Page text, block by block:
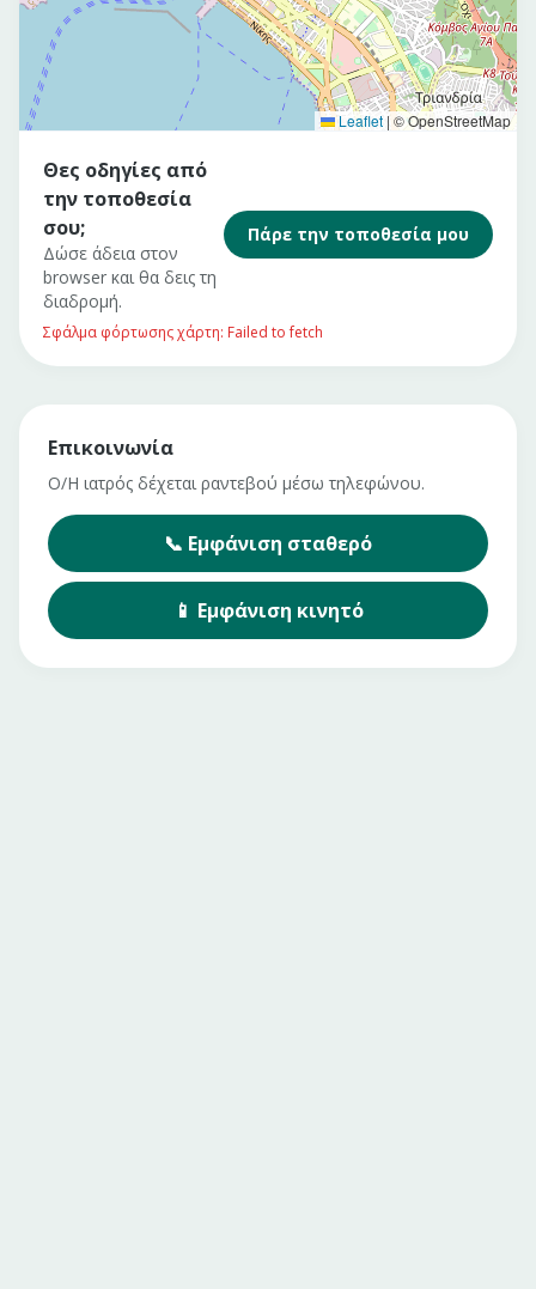
Leaflet |© OpenStreetMap
Θες οδηγίες από
την τοποθεσία
σου;
Δώσε άδεια στον
browser και θα δεις τη
διαδρομή.
Πάρε την τοποθεσία μου
Σφάλμα φόρτωσης χάρτη: Failed to fetch
Επικοινωνία
Ο/Η ιατρός δέχεται ραντεβού μέσω τηλεφώνου.
📞 Εμφάνιση σταθερό
📱 Εμφάνιση κινητό